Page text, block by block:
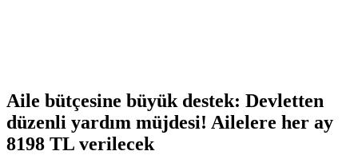
Aile bütçesine büyük destek: Devletten
düzenli yardım müjdesi! Ailelere her ay
8198 TL verilecek